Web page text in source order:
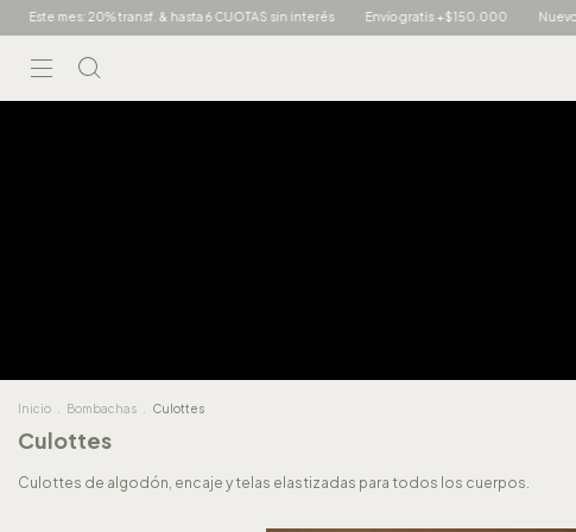
transf. & hasta 6 CUOTAS sin interés Envío gratis +$150.000 Nuevos ingresos!
Inicio Bombachas Culottes
Culottes
Culottes de algodón, encaje y telas elastizadas para todos los cuerpos.